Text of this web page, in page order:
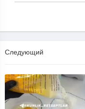
Следующий